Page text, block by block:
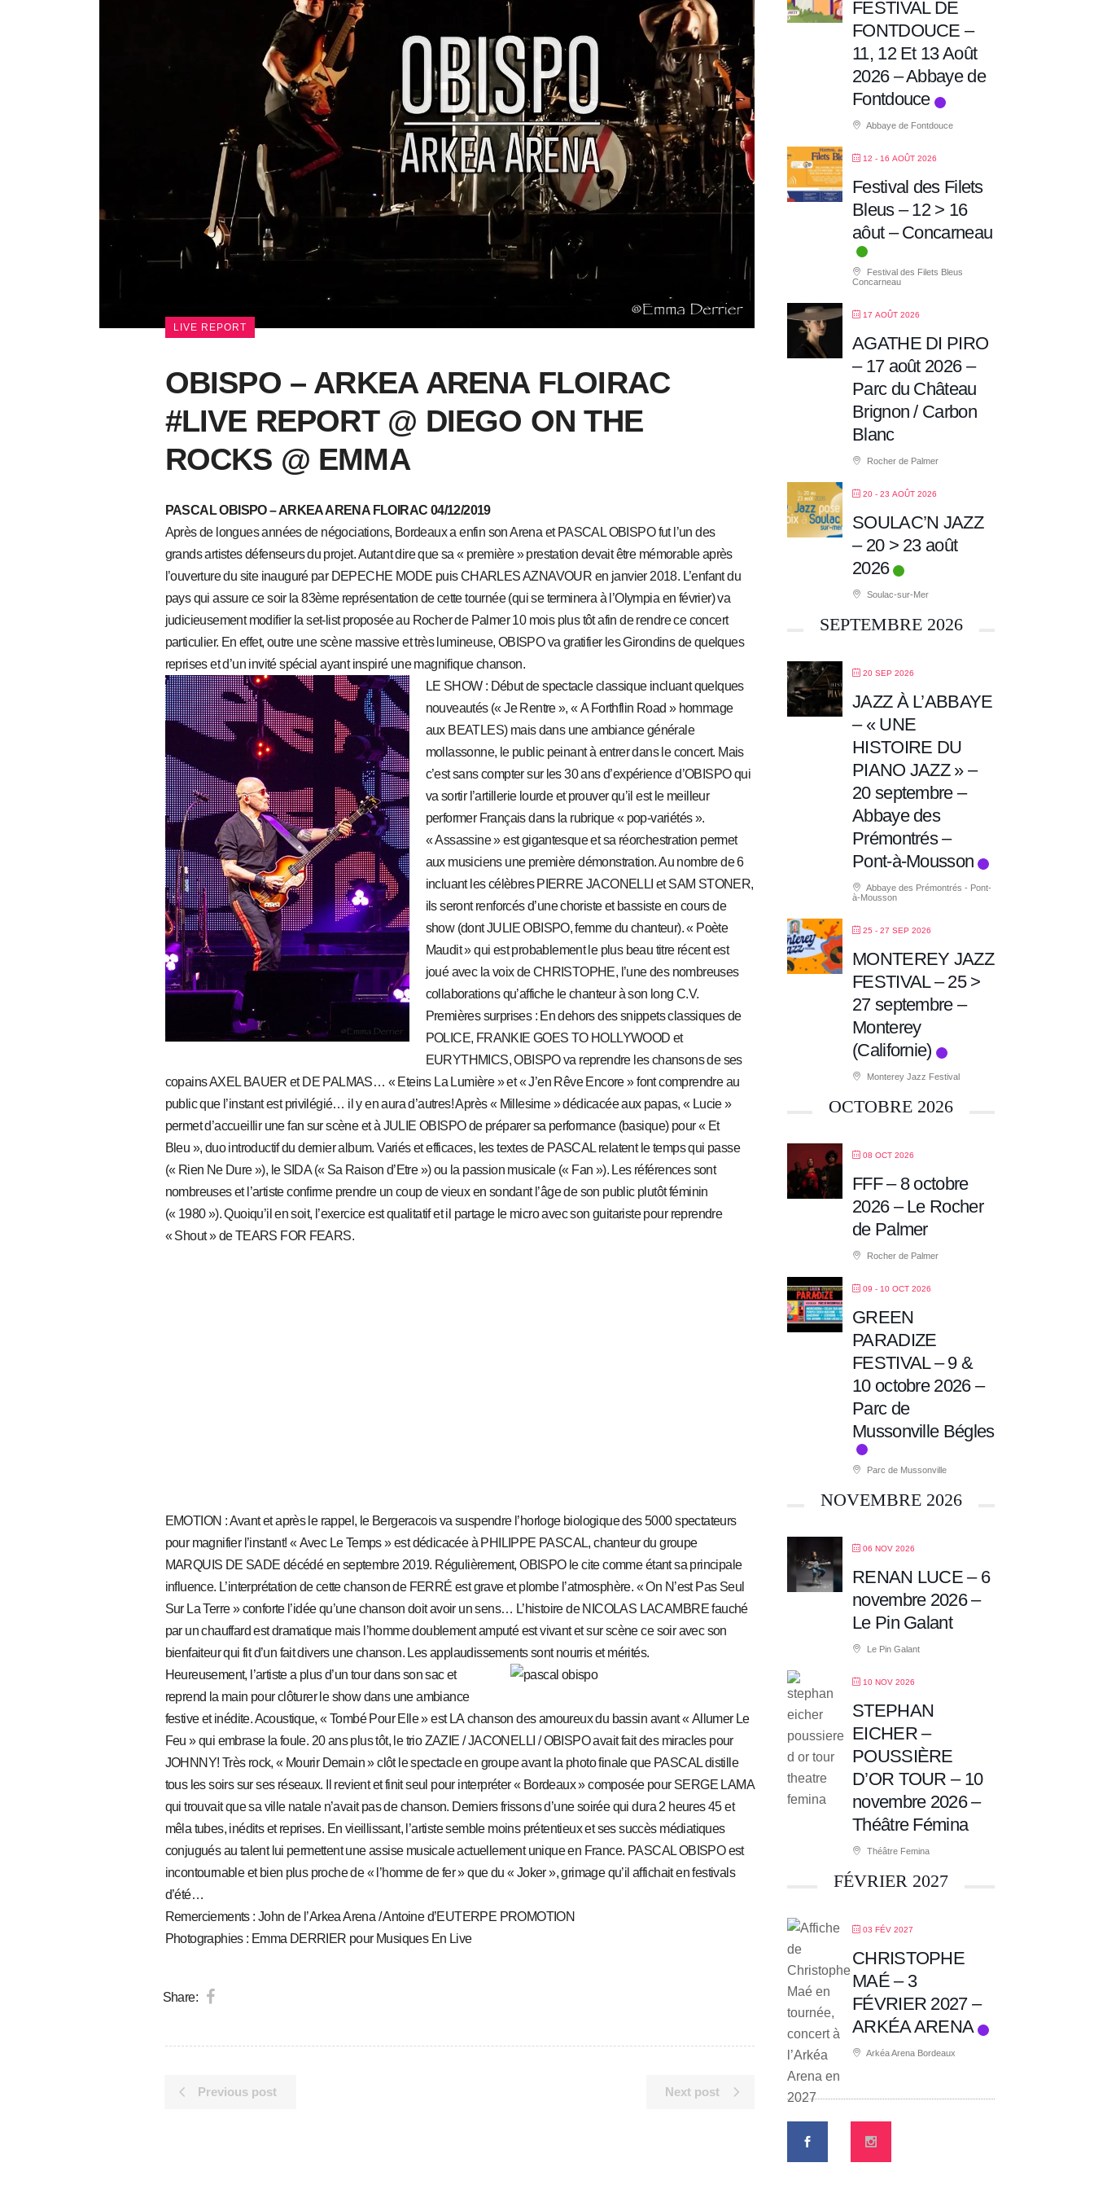
LIVE REPORT
OBISPO – ARKEA ARENA FLOIRAC
#LIVE REPORT @ DIEGO ON THE
ROCKS @ EMMA
PASCAL OBISPO – ARKEA ARENA FLOIRAC 04/12/2019
Après de longues années de négociations, Bordeaux a enfin son Arena et PASCAL OBISPO fut l’un des
grands artistes défenseurs du projet. Autant dire que sa « première » prestation devait être mémorable après
l’ouverture du site inauguré par DEPECHE MODE puis CHARLES AZNAVOUR en janvier 2018. L’enfant du
pays qui assure ce soir la 83ème représentation de cette tournée (qui se terminera à l’Olympia en février) va
judicieusement modifier la set-list proposée au Rocher de Palmer 10 mois plus tôt afin de rendre ce concert
particulier. En effet, outre une scène massive et très lumineuse, OBISPO va gratifier les Girondins de quelques
reprises et d’un invité spécial ayant inspiré une magnifique chanson.
LE SHOW : Début de spectacle classique incluant quelques
nouveautés (« Je Rentre », « A Forthflin Road » hommage
aux BEATLES) mais dans une ambiance générale
mollassonne, le public peinant à entrer dans le concert. Mais
c’est sans compter sur les 30 ans d’expérience d’OBISPO qui
va sortir l’artillerie lourde et prouver qu’il est le meilleur
performer Français dans la rubrique « pop-variétés ».
« Assassine » est gigantesque et sa réorchestration permet
aux musiciens une première démonstration. Au nombre de 6
incluant les célèbres PIERRE JACONELLI et SAM STONER,
ils seront renforcés d’une choriste et bassiste en cours de
show (dont JULIE OBISPO, femme du chanteur). « Poète
Maudit » qui est probablement le plus beau titre récent est
joué avec la voix de CHRISTOPHE, l’une des nombreuses
collaborations qu’affiche le chanteur à son long C.V.
Premières surprises : En dehors des snippets classiques de
POLICE, FRANKIE GOES TO HOLLYWOOD et
EURYTHMICS, OBISPO va reprendre les chansons de ses
copains AXEL BAUER et DE PALMAS… « Eteins La Lumière » et « J’en Rêve Encore » font comprendre au
public que l’instant est privilégié… il y en aura d’autres! Après « Millesime » dédicacée aux papas, « Lucie »
permet d’accueillir une fan sur scène et à JULIE OBISPO de préparer sa performance (basique) pour « Et
Bleu », duo introductif du dernier album. Variés et efficaces, les textes de PASCAL relatent le temps qui passe
(« Rien Ne Dure »), le SIDA (« Sa Raison d’Etre ») ou la passion musicale (« Fan »). Les références sont
nombreuses et l’artiste confirme prendre un coup de vieux en sondant l’âge de son public plutôt féminin
(« 1980 »). Quoiqu’il en soit, l’exercice est qualitatif et il partage le micro avec son guitariste pour reprendre
« Shout » de TEARS FOR FEARS.
EMOTION : Avant et après le rappel, le Bergeracois va suspendre l’horloge biologique des 5000 spectateurs
pour magnifier l’instant! « Avec Le Temps » est dédicacée à PHILIPPE PASCAL, chanteur du groupe
MARQUIS DE SADE décédé en septembre 2019. Régulièrement, OBISPO le cite comme étant sa principale
influence. L’interprétation de cette chanson de FERRÉ est grave et plombe l’atmosphère. « On N’est Pas Seul
Sur La Terre » conforte l’idée qu’une chanson doit avoir un sens… L’histoire de NICOLAS LACAMBRE fauché
par un chauffard est dramatique mais l’homme doublement amputé est vivant et sur scène ce soir avec son
bienfaiteur qui fit d’un fait divers une chanson. Les applaudissements sont nourris et mérités.
Heureusement, l’artiste a plus d’un tour dans son sac et
reprend la main pour clôturer le show dans une ambiance
festive et inédite. Acoustique, « Tombé Pour Elle » est LA chanson des amoureux du bassin avant « Allumer Le
Feu » qui embrase la foule. 20 ans plus tôt, le trio ZAZIE / JACONELLI / OBISPO avait fait des miracles pour
JOHNNY! Très rock, « Mourir Demain » clôt le spectacle en groupe avant la photo finale que PASCAL distille
tous les soirs sur ses réseaux. Il revient et finit seul pour interpréter « Bordeaux » composée pour SERGE LAMA
qui trouvait que sa ville natale n’avait pas de chanson. Derniers frissons d’une soirée qui dura 2 heures 45 et
mêla tubes, inédits et reprises. En vieillissant, l’artiste semble moins prétentieux et ses succès médiatiques
conjugués au talent lui permettent une assise musicale actuellement unique en France. PASCAL OBISPO est
incontournable et bien plus proche de « l’homme de fer » que du « Joker », grimage qu’il affichait en festivals
d’été…
Remerciements : John de l’Arkea Arena / Antoine d’EUTERPE PROMOTION
Photographies : Emma DERRIER pour Musiques En Live
Share:
Previous post Next post
FESTIVAL DE
FONTDOUCE –
11, 12 Et 13 Août
2026 – Abbaye de
Fontdouce
Abbaye de Fontdouce
12 - 16 AOÛT 2026
Festival des Filets
Bleus – 12 > 16
aôut – Concarneau
Festival des Filets Bleus
Concarneau
17 AOÛT 2026
AGATHE DI PIRO
– 17 août 2026 –
Parc du Château
Brignon / Carbon
Blanc
Rocher de Palmer
20 - 23 AOÛT 2026
SOULAC’N JAZZ
– 20 > 23 août
2026
Soulac-sur-Mer
SEPTEMBRE 2026
20 SEP 2026
JAZZ À L’ABBAYE
– « UNE
HISTOIRE DU
PIANO JAZZ » –
20 septembre –
Abbaye des
Prémontrés –
Pont-à-Mousson
Abbaye des Prémontrés - Pont-
à-Mousson
25 - 27 SEP 2026
MONTEREY JAZZ
FESTIVAL – 25 >
27 septembre –
Monterey
(Californie)
Monterey Jazz Festival
OCTOBRE 2026
08 OCT 2026
FFF – 8 octobre
2026 – Le Rocher
de Palmer
Rocher de Palmer
09 - 10 OCT 2026
GREEN
PARADIZE
FESTIVAL – 9 &
10 octobre 2026 –
Parc de
Mussonville Bégles
Parc de Mussonville
NOVEMBRE 2026
06 NOV 2026
RENAN LUCE – 6
novembre 2026 –
Le Pin Galant
Le Pin Galant
10 NOV 2026
STEPHAN
EICHER –
POUSSIÈRE
D’OR TOUR – 10
novembre 2026 –
Théâtre Fémina
Théâtre Femina
FÉVRIER 2027
03 FÉV 2027
CHRISTOPHE
MAÉ – 3
FÉVRIER 2027 –
ARKÉA ARENA
Arkéa Arena Bordeaux